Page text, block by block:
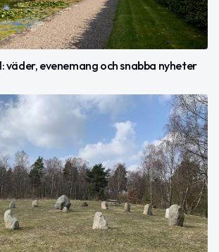
väder, evenemang och snabba nyheter